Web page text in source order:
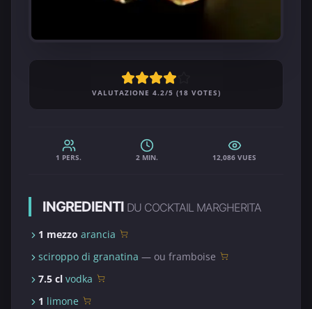
VALUTAZIONE 4.2/5 (18 VOTES)
1 PERS. 2 MIN. 12,086 VUES
INGREDIENTI DU COCKTAIL MARGHERITA
1 mezzo arancia
sciroppo di granatina — ou framboise
7.5 cl vodka
1 limone